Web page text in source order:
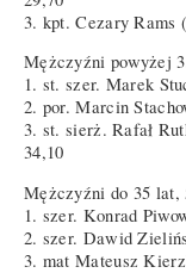
3. kpt. Cezary Rams
Mężczyźni powyżej
1. st. szer. Marek
2. por. Marcin
3. st. sierż. Rafał
34,10
Mężczyźni do 35 lat,
1. szer. Konrad
2. szer. Dawid
3. mat Mateusz